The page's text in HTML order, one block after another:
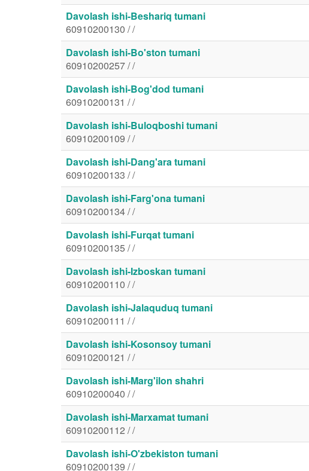
Davolash ishi-Beshariq tumani
60910200130 / /
Davolash ishi-Bo'ston tumani
60910200257 / /
Davolash ishi-Bog'dod tumani
60910200131 / /
Davolash ishi-Buloqboshi tumani
60910200109 / /
Davolash ishi-Dang'ara tumani
60910200133 / /
Davolash ishi-Farg'ona tumani
60910200134 / /
Davolash ishi-Furqat tumani
60910200135 / /
Davolash ishi-Izboskan tumani
60910200110 / /
Davolash ishi-Jalaquduq tumani
60910200111 / /
Davolash ishi-Kosonsoy tumani
60910200121 / /
Davolash ishi-Marg'ilon shahri
60910200040 / /
Davolash ishi-Marxamat tumani
60910200112 / /
Davolash ishi-O'zbekiston tumani
60910200139 / /